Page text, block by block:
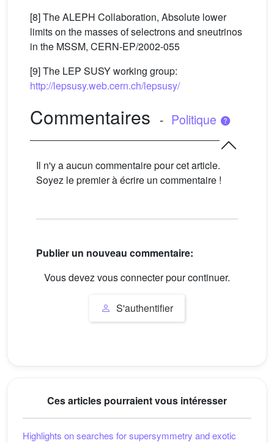
[8] The ALEPH Collaboration, Absolute lower
limits on the masses of selectrons and sneutrinos
in the MSSM, CERN-EP/2002-055
[9] The LEP SUSY working group:
http://lepsusy.web.cern.ch/lepsusy/
Commentaires - Politique
Il n'y a aucun commentaire pour cet article.
Soyez le premier à écrire un commentaire !
Publier un nouveau commentaire:
Vous devez vous connecter pour continuer.
S'authentifier
Ces articles pourraient vous intéresser
Highlights on searches for supersymmetry and exotic